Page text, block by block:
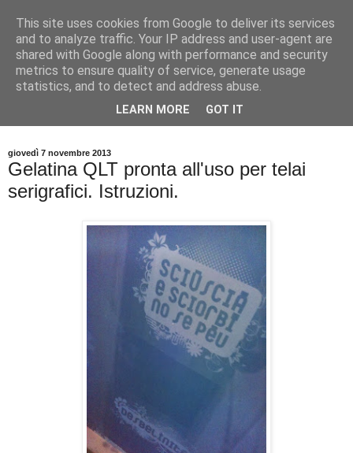
magliette e abbigliamento in serigrafia e digitale.
giovedì 7 novembre 2013
Gelatina QLT pronta all'uso per telai
serigrafici. Istruzioni.
This site uses cookies from Google to deliver its services
and to analyze traffic. Your IP address and user-agent are
shared with Google along with performance and security
metrics to ensure quality of service, generate usage
statistics, and to detect and address abuse.
LEARN MORE GOT IT